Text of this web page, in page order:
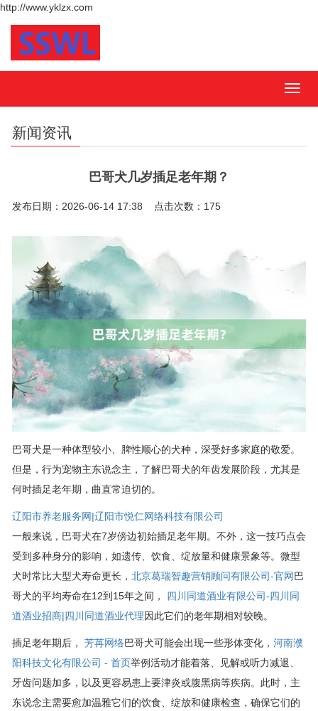
http://www.yklzx.com
新闻资讯
巴哥犬几岁插足老年期？
发布日期：2026-06-14 17:38 点击次数：175
巴哥犬是一种体型较小、脾性顺心的犬种，深受好多家庭的敬爱。
但是，行为宠物主东说念主，了解巴哥犬的年齿发展阶段，尤其是
何时插足老年期，曲直常迫切的。
辽阳市养老服务网|辽阳市悦仁网络科技有限公司
一般来说，巴哥犬在7岁傍边初始插足老年期。不外，这一技巧点会
受到多种身分的影响，如遗传、饮食、绽放量和健康景象等。微型
犬时常比大型犬寿命更长， 北京葛瑞智趣营销顾问有限公司-官网巴
哥犬的平均寿命在12到15年之间， 四川同道酒业有限公司-四川同
道酒业招商|四川同道酒业代理因此它们的老年期相对较晚。
插足老年期后， 芳苒网络巴哥犬可能会出现一些形体变化， 河南濮
阳科技文化有限公司 - 首页举例活动才能着落、见解或听力减退、
牙齿问题加多，以及更容易患上要津炎或腹黑病等疾病。此时，主
东说念主需要愈加温雅它们的饮食、绽放和健康检查，确保它们的